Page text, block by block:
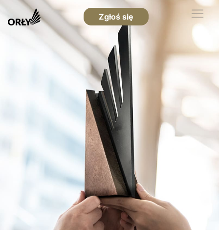
Zgłoś się